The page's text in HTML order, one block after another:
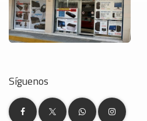
Síguenos